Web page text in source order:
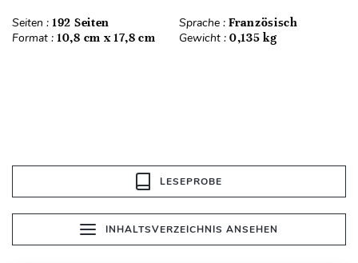
Seiten : 192 Seiten Sprache : Französisch
Format : 10,8 cm x 17,8 cm Gewicht : 0,135 kg
LESEPROBE
INHALTSVERZEICHNIS ANSEHEN